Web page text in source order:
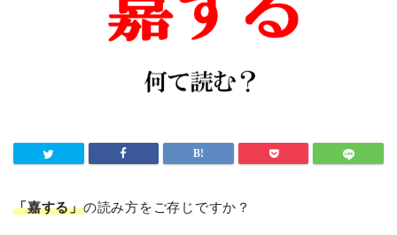
「嘉する」の読み方をご存じですか？